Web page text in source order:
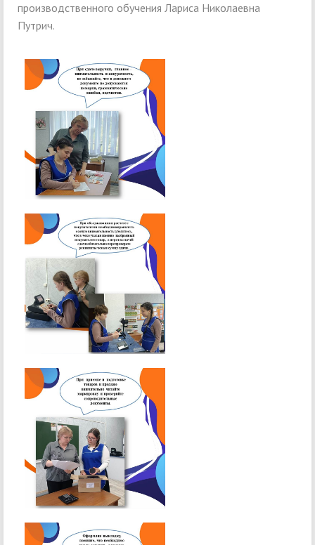
производственного обучения Лариса Николаевна
Путрич.